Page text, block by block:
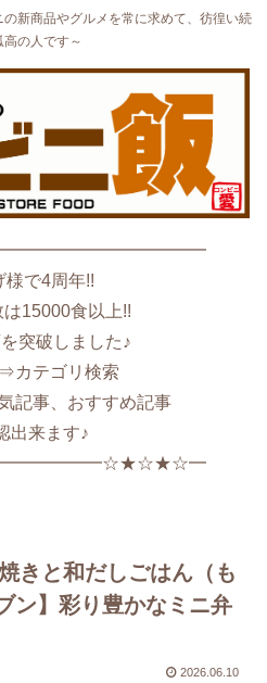
新商品やグルメを常に求めて、彷徨い続
高の人です～
様で4周年!!
15000食以上!!
突破しました♪
カテゴリ検索
記事、おすすめ記事
出来ます♪
きと和だしごはん（も
ン】彩り豊かなミニ弁
2026.06.10